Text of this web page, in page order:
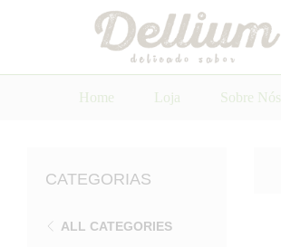
Home Loja Sobre Nós
CATEGORIAS
ALL CATEGORIES